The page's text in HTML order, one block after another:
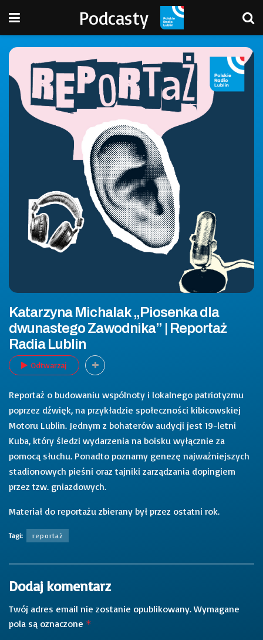
Podcasty
Katarzyna Michalak „Piosenka dla
dwunastego Zawodnika” | Reportaż
Radia Lublin
Odtwarzaj
Reportaż o budowaniu wspólnoty i lokalnego patriotyzmu
poprzez dźwięk, na przykładzie społeczności kibicowskiej
Motoru Lublin. Jednym z bohaterów audycji jest 19-letni
Kuba, który śledzi wydarzenia na boisku wyłącznie za
pomocą słuchu. Ponadto poznamy genezę najważniejszych
stadionowych pieśni oraz tajniki zarządzania dopingiem
przez tzw. gniazdowych.
Materiał do reportażu zbierany był przez ostatni rok.
Tagi: reportaż
Dodaj komentarz
Twój adres email nie zostanie opublikowany. Wymagane
pola są oznaczone *